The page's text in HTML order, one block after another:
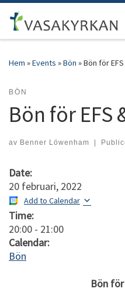
Hoppa till innehåll
Hem »Events »Bön »Bön för
BÖN
Bön för EFS
av Benner Löwenham |
Date:
20 februari, 2022
Add to Calendar
Time:
20:00 - 21:00
Calendar:
Bön
Bön